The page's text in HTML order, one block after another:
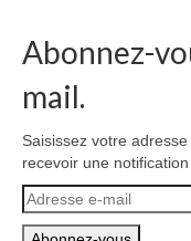
Abonnez-
mail.
Saisissez votre
recevoir une
Adresse
e-